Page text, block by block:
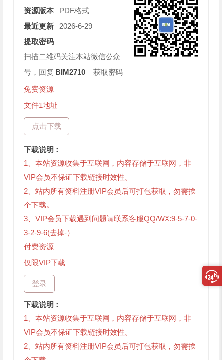
资源版本
PDF格式
最近更新
2026-6-29
提取密码
扫描二维码关注本站微信公众
号，回复 BIM2710
获取密码
免费资源
文件1地址
点击下载
下载说明：
1、本站资源收集于互联网，内容存储于互联网，非
VIP会员不保证下载链接时效性。
2、站内所有资料注册VIP会员后可打包获取，勿需挨
个下载。
3、VIP会员下载遇到问题请联系客服QQ/WX:9-5-7-0-
3-2-9-6(去掉-）
付费资源
仅限VIP下载
登录
下载说明：
1、本站资源收集于互联网，内容存储于互联网，非
VIP会员不保证下载链接时效性。
2、站内所有资料注册VIP会员后可打包获取，勿需挨